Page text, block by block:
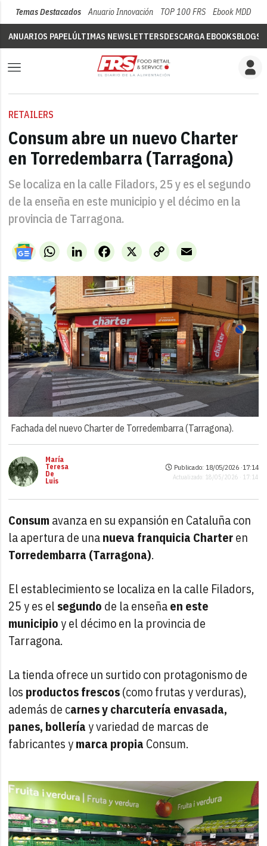
Temas Destacados Anuario Innovación TOP 100 FRS Ebook MDD
ANUARIOS PAPELÚLTIMAS NEWSLETTERSDESCARGA EBOOKSBLOGS
RETAILERS
Consum abre un nuevo Charter
en Torredembarra (Tarragona)
Se localiza en la calle Filadors, 25 y es el segundo
de la enseña en este municipio y el décimo en la
provincia de Tarragona.
WhatsAppLinkedIn X
Facebook
Copy
Link
Email
Fachada del nuevo Charter de Torredembarra (Tarragona).
María
Teresa
De
Luis
Publicado: 18/05/2026 ·17:14
Actualizado: 18/05/2026 · 17:14
Consum avanza en su expansión en Cataluña con
la apertura de unanueva franquicia Charteren
Torredembarra (Tarragona).
El establecimiento se localiza en la calle Filadors,
25 y es el segundo de la enseñaen este
municipioy el décimo en la provincia de
Tarragona.
La tienda ofrece un surtido con protagonismo de
los productos frescos(como frutas y verduras),
además de carnes y charcutería envasada,
panes, bolleríay variedad de marcas de
fabricantes ymarca propia Consum.